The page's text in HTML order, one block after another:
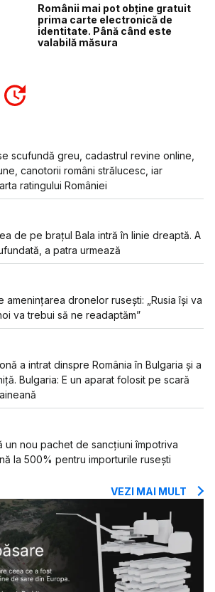
Românii mai pot obține gratuit
prima carte electronică de
identitate. Până când este
valabilă măsura
scufundă greu, cadastrul revine online,
canotorii români strălucesc, iar
ratingului României
de pe brațul Bala intră în linie dreaptă. A
a patra urmează
amenințarea dronelor rusești: „Rusia își va
va trebui să ne readaptăm”
a intrat dinspre România în Bulgaria și a
Bulgaria: E un aparat folosit pe scară
un nou pachet de sancțiuni împotriva
la 500% pentru importurile rusești
VEZI MAI MULT